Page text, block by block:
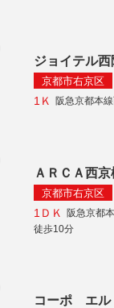
ジョイテル西
京都市右京区
1Ｋ
阪急京都本
ＡＲＣＡ西京
京都市右京区
1ＤＫ
阪急京都
徒歩10分
コーポ エル